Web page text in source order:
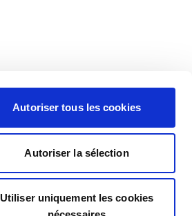
Autoriser tous les cookies
Autoriser la sélection
Utiliser uniquement les cookies